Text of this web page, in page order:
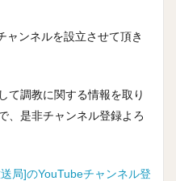
ャンネルを設立させて頂き
て調教に関する情報を取り
、是非チャンネル登録よろ
局]のYouTubeチャンネル登